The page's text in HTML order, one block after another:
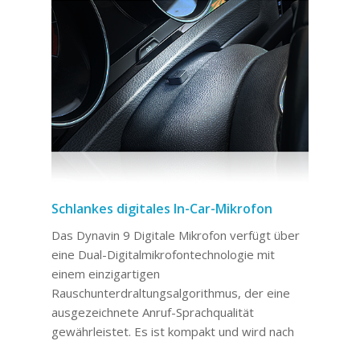
Schlankes digitales In-Car-Mikrofon
Das Dynavin 9 Digitale Mikrofon verfügt über
eine Dual-Digitalmikrofontechnologie mit
einem einzigartigen
Rauschunterdraltungsalgorithmus, der eine
ausgezeichnete Anruf-Sprachqualität
gewährleistet. Es ist kompakt und wird nach